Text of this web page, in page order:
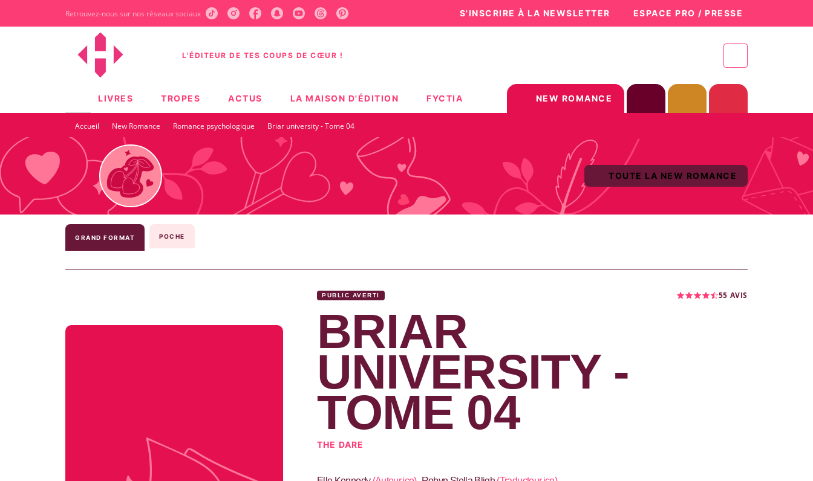
CONTENU PIED DE PAGE
Retrouvez-nous sur nos réseaux sociaux S'INSCRIRE À LA NEWSLETTER ESPACE PRO / PRESSE
L'ÉDITEUR DE TES COUPS DE CŒUR !
LIVRES TROPES ACTUS LA MAISON D'ÉDITION FYCTIA NEW ROMANCE
Accueil · New Romance · Romance psychologique · Briar university - Tome 04
TOUTE LA NEW ROMANCE
GRAND FORMAT POCHE
PUBLIC AVERTI 55 AVIS
BRIAR
UNIVERSITY -
TOME 04
THE DARE